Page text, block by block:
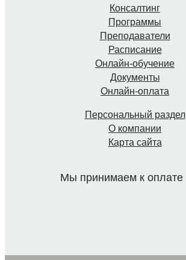
Консалтинг
Программы
Преподаватели
Расписание
Онлайн-обучение
Документы
Онлайн-оплата
Персональный раздел
О компании
Карта сайта
Мы принимаем к оплате